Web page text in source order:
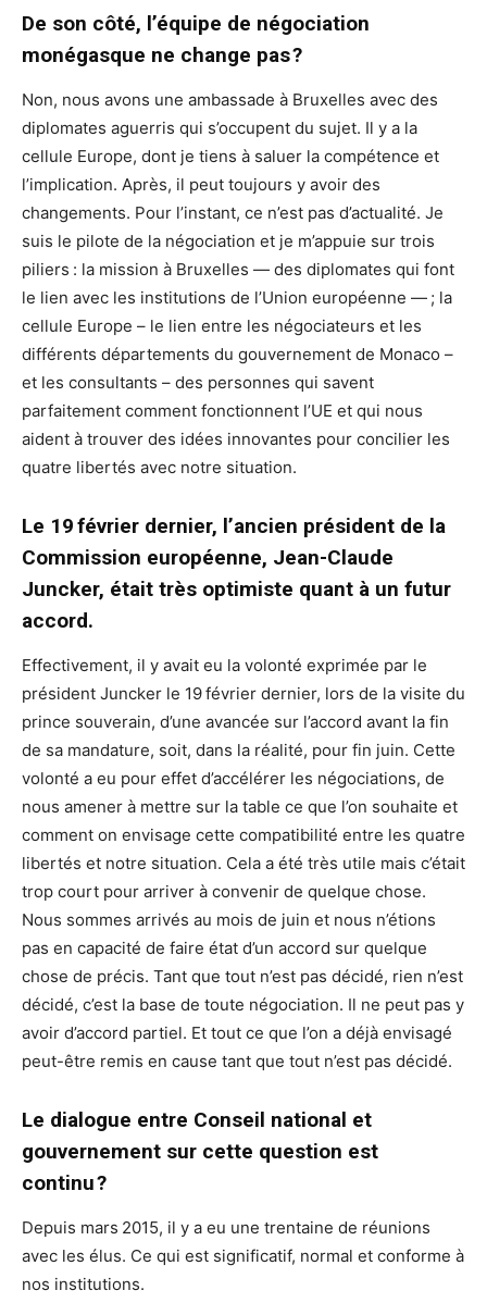
De son côté, l’équipe de négociation
monégasque ne change pas ?
Non, nous avons une ambassade à Bruxelles avec des
diplomates aguerris qui s’occupent du sujet. Il y a la
cellule Europe, dont je tiens à saluer la compétence et
l’implication. Après, il peut toujours y avoir des
changements. Pour l’instant, ce n’est pas d’actualité. Je
suis le pilote de la négociation et je m’appuie sur trois
piliers : la mission à Bruxelles — des diplomates qui font
le lien avec les institutions de l’Union européenne — ; la
cellule Europe – le lien entre les négociateurs et les
différents départements du gouvernement de Monaco –
et les consultants – des personnes qui savent
parfaitement comment fonctionnent l’UE et qui nous
aident à trouver des idées innovantes pour concilier les
quatre libertés avec notre situation.
Le 19 février dernier, l’ancien président de la
Commission européenne, Jean-Claude
Juncker, était très optimiste quant à un futur
accord.
Effectivement, il y avait eu la volonté exprimée par le
président Juncker le 19 février dernier, lors de la visite du
prince souverain, d’une avancée sur l’accord avant la fin
de sa mandature, soit, dans la réalité, pour fin juin. Cette
volonté a eu pour effet d’accélérer les négociations, de
nous amener à mettre sur la table ce que l’on souhaite et
comment on envisage cette compatibilité entre les quatre
libertés et notre situation. Cela a été très utile mais c’était
trop court pour arriver à convenir de quelque chose.
Nous sommes arrivés au mois de juin et nous n’étions
pas en capacité de faire état d’un accord sur quelque
chose de précis. Tant que tout n’est pas décidé, rien n’est
décidé, c’est la base de toute négociation. Il ne peut pas y
avoir d’accord partiel. Et tout ce que l’on a déjà envisagé
peut-être remis en cause tant que tout n’est pas décidé.
Le dialogue entre Conseil national et
gouvernement sur cette question est
continu ?
Depuis mars 2015, il y a eu une trentaine de réunions
avec les élus. Ce qui est significatif, normal et conforme à
nos institutions.